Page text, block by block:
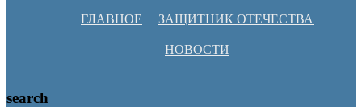
ГЛАВНОЕ ЗАЩИТНИК ОТЕЧЕСТВА
НОВОСТИ
search